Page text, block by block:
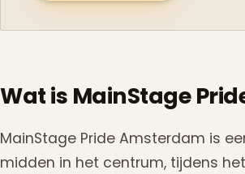
Wat is MainStage
MainStage Pride Amsterdam is
midden in het centrum, tijdens